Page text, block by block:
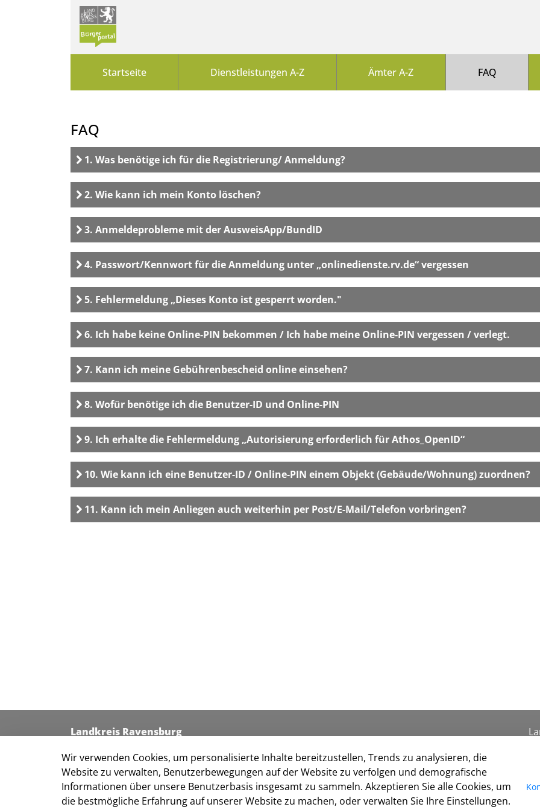
Zum Hauptinhalt springen
Startseite Dienstleistungen A-Z Ämter A-Z FAQ
FAQ
1. Was benötige ich für die Registrierung/ Anmeldung?
1. Was benötige ich für die Registrierung/
2. Wie kann ich mein Konto löschen?
2. Wie kann ich mein Konto löschen?
3. Anmeldeprobleme mit der AusweisApp/BundID
3. Anmeldeprobleme mit der AusweisApp/
4. Passwort/Kennwort für die Anmeldung unter „onlinedienste.rv.de“ vergessen
4. Passwort/Kennwort für die Anmeldung unter
5. Fehlermeldung „Dieses Konto ist gesperrt worden."
5. Fehlermeldung „Dieses Konto ist gesperrt
6. Ich habe keine Online-PIN bekommen / Ich habe meine Online-PIN vergessen / verlegt.
6. Ich habe keine Online-PIN bekommen / Ich
7. Kann ich meine Gebührenbescheid online einsehen?
7. Kann ich meine Gebührenbescheid online
8. Wofür benötige ich die Benutzer-ID und Online-PIN
8. Wofür benötige ich die Benutzer-ID und
9. Ich erhalte die Fehlermeldung „Autorisierung erforderlich für Athos_OpenID“
9. Ich erhalte die Fehlermeldung
10. Wie kann ich eine Benutzer-ID / Online-PIN einem Objekt (Gebäude/Wohnung) zuordnen?
10. Wie kann ich eine Benutzer-ID / Online-PIN
11. Kann ich mein Anliegen auch weiterhin per Post/E-Mail/Telefon vorbringen?
11. Kann ich mein Anliegen auch weiterhin per
Landkreis Ravensburg
Friedenstraße 6
88212 Ravensburg
Kontakt
Wir verwenden Cookies, um personalisierte Inhalte bereitzustellen, Trends zu analysieren, die
Website zu verwalten, Benutzerbewegungen auf der Website zu verfolgen und demografische
Informationen über unsere Benutzerbasis insgesamt zu sammeln. Akzeptieren Sie alle Cookies, um
die bestmögliche Erfahrung auf unserer Website zu machen, oder verwalten Sie Ihre Einstellungen.